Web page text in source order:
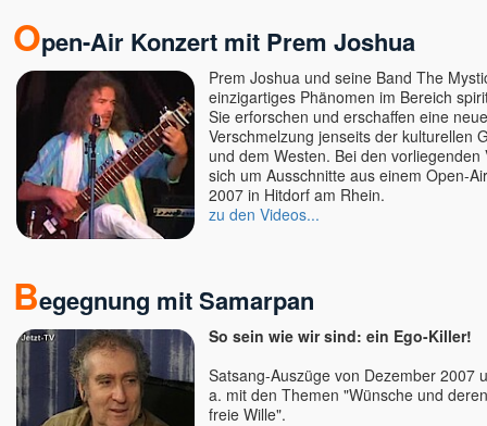
Open-Air Konzert mit Prem Joshua
Prem Joshua und seine Band The
einzigartiges Phänomen im Bereich
Sie erforschen und erschaffen eine
Verschmelzung jenseits der kulturellen
und dem Westen. Bei den vorliegenden
sich um Ausschnitte aus einem Open-
2007 in Hitdorf am Rhein.
zu den Videos...
Begegnung mit Samarpan
So sein wie wir sind: ein Ego-Killer!
Satsang-Auszüge von Dezember 2007
a. mit den Themen "Wünsche und
freie Wille".